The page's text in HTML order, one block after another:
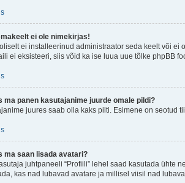
ei ole nimekirjas!
ei installeerinud administraator seda keelt või ei
ei eksisteeri, siis võid ka ise luua uue tõlke phpBB
ma panen kasutajanime juurde omale pildi?
juures saab olla kaks pilti. Esimene on seotud
ma saan lisada avatari?
juhtpaneeli “Profiili” lehel saad kasutada ühte
kas nad lubavad avatare ja millisel viisil nad